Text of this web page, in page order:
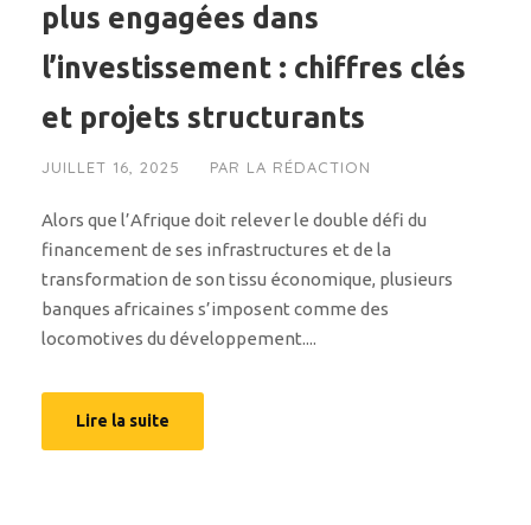
plus engagées dans
l’investissement : chiffres clés
et projets structurants
JUILLET 16, 2025 PAR LA RÉDACTION
Alors que l’Afrique doit relever le double défi du
financement de ses infrastructures et de la
transformation de son tissu économique, plusieurs
banques africaines s’imposent comme des
locomotives du développement....
Lire la suite